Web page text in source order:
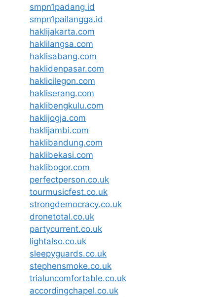
smpn1padang.id
smpn1pailangga.id
haklijakarta.com
haklilangsa.com
haklisabang.com
haklidenpasar.com
haklicilegon.com
hakliserang.com
haklibengkulu.com
haklijogja.com
haklijambi.com
haklibandung.com
haklibekasi.com
haklibogor.com
perfectperson.co.uk
tourmusicfest.co.uk
strongdemocracy.co.uk
dronetotal.co.uk
partycurrent.co.uk
lightalso.co.uk
sleepyguards.co.uk
stephensmoke.co.uk
trialuncomfortable.co.uk
accordingchapel.co.uk